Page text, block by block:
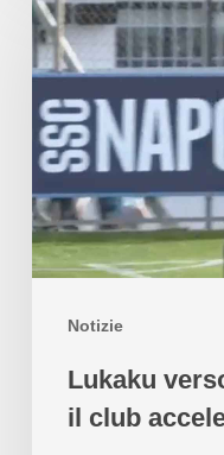
Notizie
Lukaku
il club